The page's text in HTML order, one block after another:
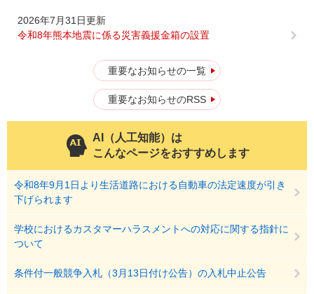
2026年7月31日更新
令和8年熊本地震に係る災害義援金箱の設置
重要なお知らせの一覧
重要なお知らせのRSS
AI（人工知能）は
こんなページをおすすめします
令和8年9月1日より生活道路における自動車の法定速度が引き
下げられます
学校におけるカスタマーハラスメントへの対応に関する指針に
ついて
条件付一般競争入札（3月13日付け公告）の入札中止公告